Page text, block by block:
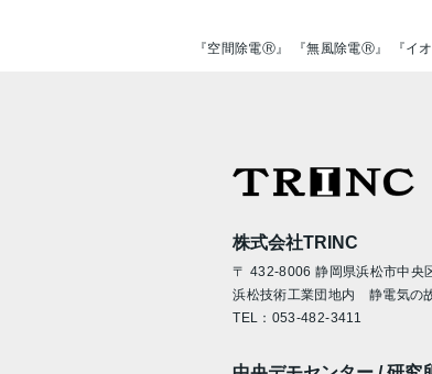
『空間除電Ⓡ』 『無風除電Ⓡ』 『イ
株式会社TRINC
〒 432-8006 静岡県浜松市中央
浜松技術工業団地内 静電気の
TEL： 053-482-3411